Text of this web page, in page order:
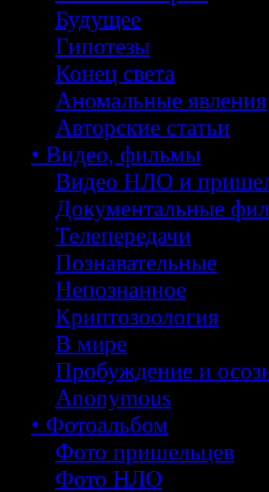
Будущее
Гипотезы
Конец света
Аномальные явления
Авторские статьи
• Видео, фильмы
Видео НЛО и
Документальные
Телепередачи
Познавательные
Непознанное
Криптозоология
В мире
Пробуждение и
Anonymous
• Фотоальбом
Фото пришельцев
Фото НЛО